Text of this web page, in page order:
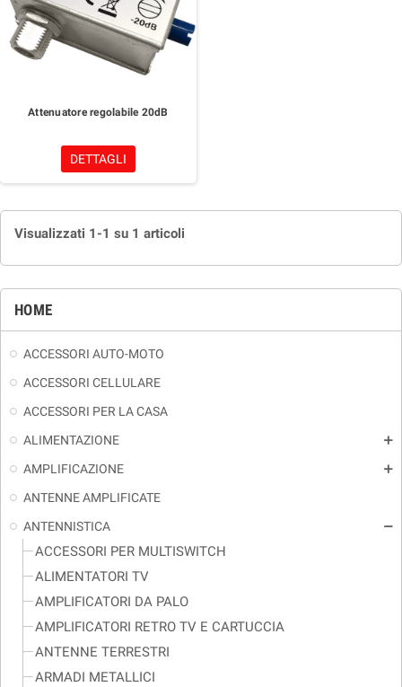
HOME
ACCESSORI AUTO-MOTO
ACCESSORI CELLULARE
ACCESSORI PER LA CASA
ALIMENTAZIONE
add
AMPLIFICAZIONE add
ANTENNE AMPLIFICATE
ANTENNISTICA
remove
ACCESSORI PER MULTISWITCH
ALIMENTATORI TV
AMPLIFICATORI DA PALO
AMPLIFICATORI RETRO TV E CARTUCCIA
ANTENNE TERRESTRI
ARMADI METALLICI
Attenuatore regolabile 20dB
DETTAGLI
Visualizzati 1-1 su 1 articoli